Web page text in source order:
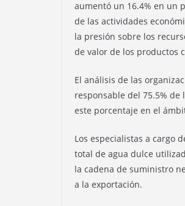
aumentó un 16.4% en un
de las actividades
la presión sobre los
de valor de los productos
El análisis de las
responsable del 75.5%
este porcentaje en el
Los especialistas a cargo
total de agua dulce
la cadena de suministro
a la exportación.